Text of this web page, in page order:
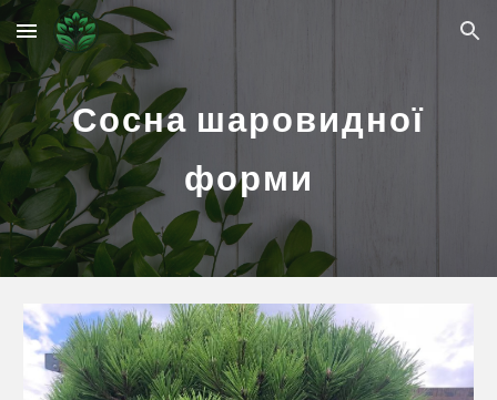
Skip to main content Skip to navigation
Сосна шаровидної
форми